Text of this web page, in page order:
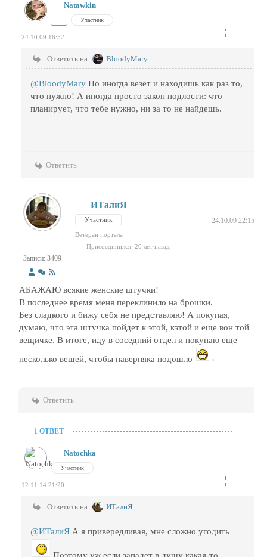
Natawkin
Участник
24.10.09 16:52
Ответить на BloodyMary
@BloodyMary Но иногда везет и находишь как раз то,
что нужно! А иногда просто закон подлости: что
планирует, что тебе нужно, ни за то не найдешь.
Ответить
Записи: 3409
ИТалиЯ
Участник 24.10.09 22:15
Ветеран портала
Присоединился: 20 лет назад
АБАЖАЮ всякие женские штучки!
В последнее время меня переклинило на брошки.
Без сладкого и бижу себя не представляю! А покупая,
думаю, что эта штучка пойдет к этой, кэтой и еще вон той
вещичке. В итоге, иду в соседний отдел и покупаю еще
несколько вещей, чтобы наверняка подошло
Ответить
1 ОТВЕТ
Natochka
Участник
12.11.14 21:20
Ответить на ИТалиЯ
@ИТалиЯ А я привередливая, мне сложно угодить